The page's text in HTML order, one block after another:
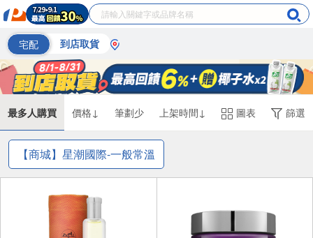
宅配 到店取貨
最多人購買 價格↓ 筆劃少 上架時間↓ 圖表 篩選
【商城】星潮國際-一般常溫